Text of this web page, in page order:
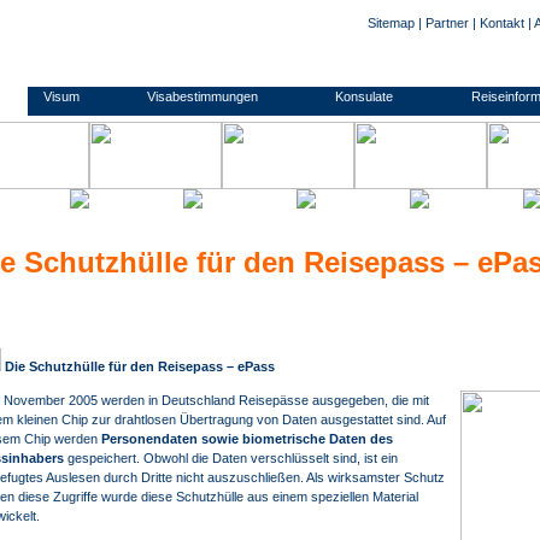
Sitemap| Partner| Kontakt|
Visum Visabestimmungen Konsulate
Schutzhülle für den Reisepass –
Die Schutzhülle für den Reisepass – ePass
November 2005 werden in Deutschland Reisepässe ausgegeben, die mit
kleinen Chip zur drahtlosen Übertragung von Daten ausgestattet sind. Auf
Chip werden Personendaten sowie biometrische Daten des
gespeichert. Obwohl die Daten verschlüsselt sind, ist ein
Auslesen durch Dritte nicht auszuschließen. Als wirksamster Schutz
diese Zugriffe wurde diese Schutzhülle aus einem speziellen Material